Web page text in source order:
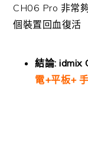
CH06 Pro 非常
個裝置回血復活
結論: idmix
電+平板+